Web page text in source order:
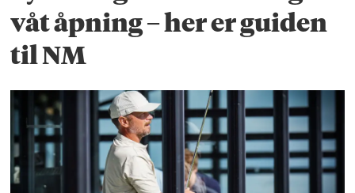
våt åpning – her er guiden
til NM